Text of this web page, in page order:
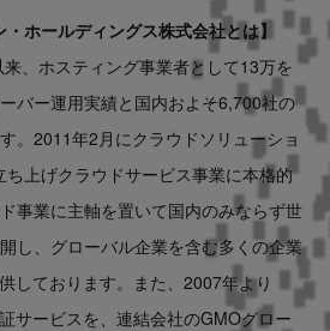
・ホールディングス株式会社とは】
、ホスティング事業者として13万を
バー運用実績と国内およそ6,700社の
。2011年2月にクラウドソリューショ
ち上げクラウドサービス事業に本格的
事業に主軸を置いて国内のみならず世
し、グローバル企業を含む多くの企業
しております。また、2007年より
サービスを、連結会社のGMOグロー